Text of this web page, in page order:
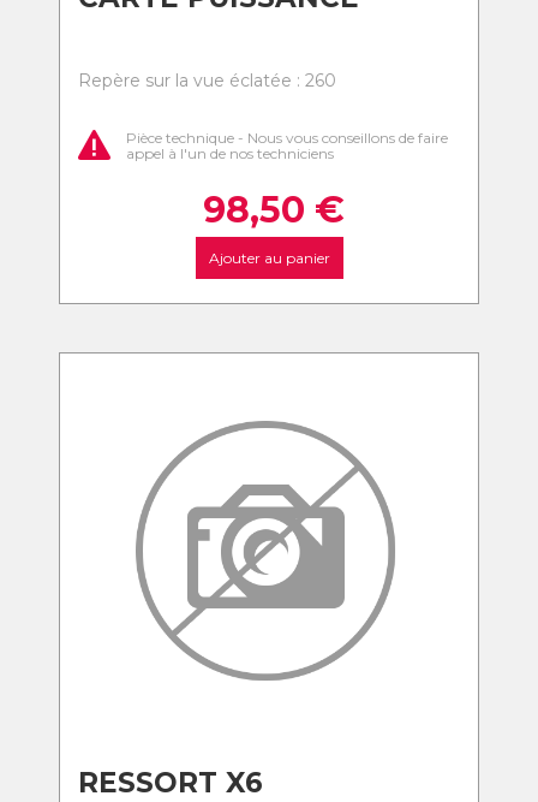
Repère sur la vue éclatée : 260
Pièce technique - Nous vous conseillons de faire
appel à l'un de nos techniciens
98,50 €
Ajouter au panier
RESSORT X6